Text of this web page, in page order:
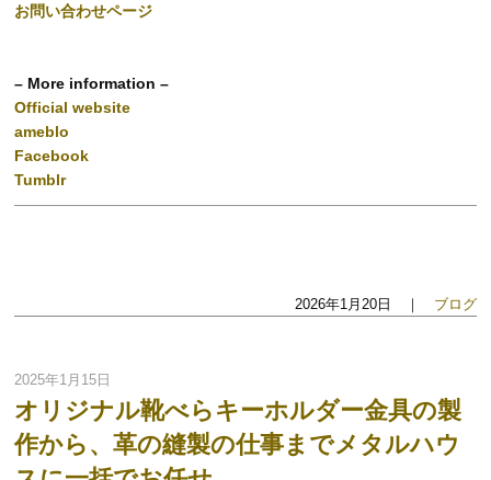
お問い合わせページ
– More information –
Official website
ameblo
Facebook
Tumblr
2026年1月20日 ｜ ブログ
2025年1月15日
オリジナル靴べらキーホルダー金具の製
作から、革の縫製の仕事までメタルハウ